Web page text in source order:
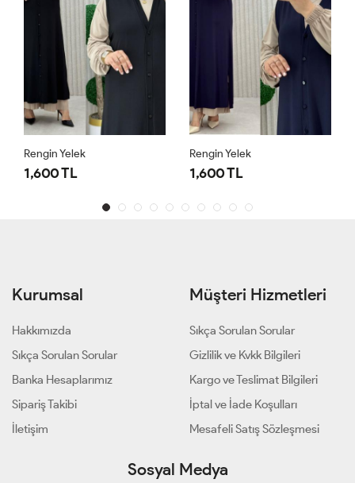
Rengin Yelek
1,600 TL
Rengin Yelek
1,600 TL
Kurumsal
Hakkımızda
Sıkça Sorulan Sorular
Banka Hesaplarımız
Sipariş Takibi
İletişim
Müşteri Hizmetleri
Sıkça Sorulan Sorular
Gizlilik ve Kvkk Bilgileri
Kargo ve Teslimat Bilgileri
İptal ve İade Koşulları
Mesafeli Satış Sözleşmesi
Sosyal Medya